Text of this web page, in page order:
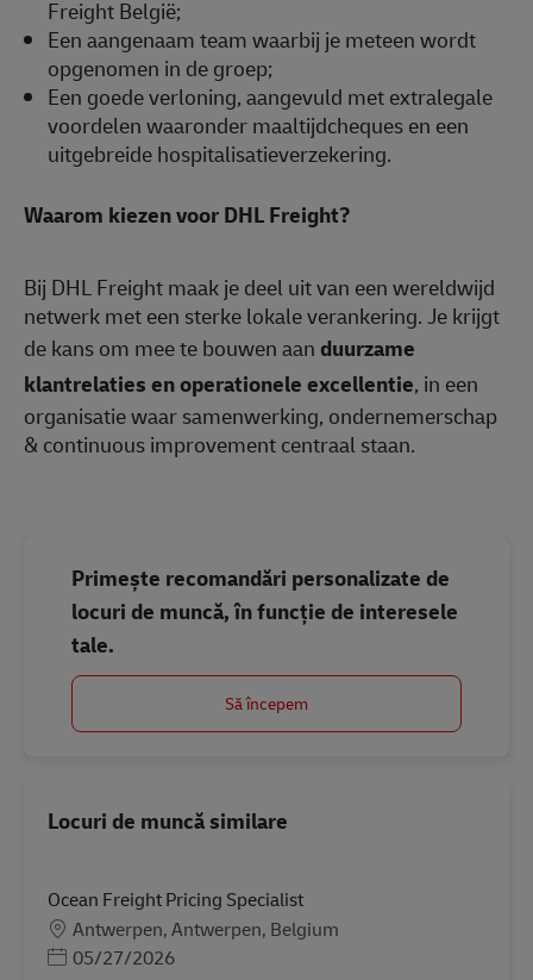
Freight België;
Een aangenaam team waarbij je meteen wordt
opgenomen in de groep;
Een goede verloning, aangevuld met extralegale
voordelen waaronder maaltijdcheques en een
uitgebreide hospitalisatieverzekering.
Waarom kiezen voor DHL Freight?
Bij DHL Freight maak je deel uit van een wereldwijd
netwerk met een sterke lokale verankering. Je krijgt
de kans om mee te bouwen aan duurzame
klantrelaties en operationele excellentie, in een
organisatie waar samenwerking, ondernemerschap
& continuous improvement centraal staan.
Primește recomandări personalizate de
locuri de muncă, în funcție de interesele
tale.
Să începem
Locuri de muncă similare
Ocean Freight Pricing Specialist
Locație
Antwerpen, Antwerpen, Belgium
Posted Date
05/27/2026